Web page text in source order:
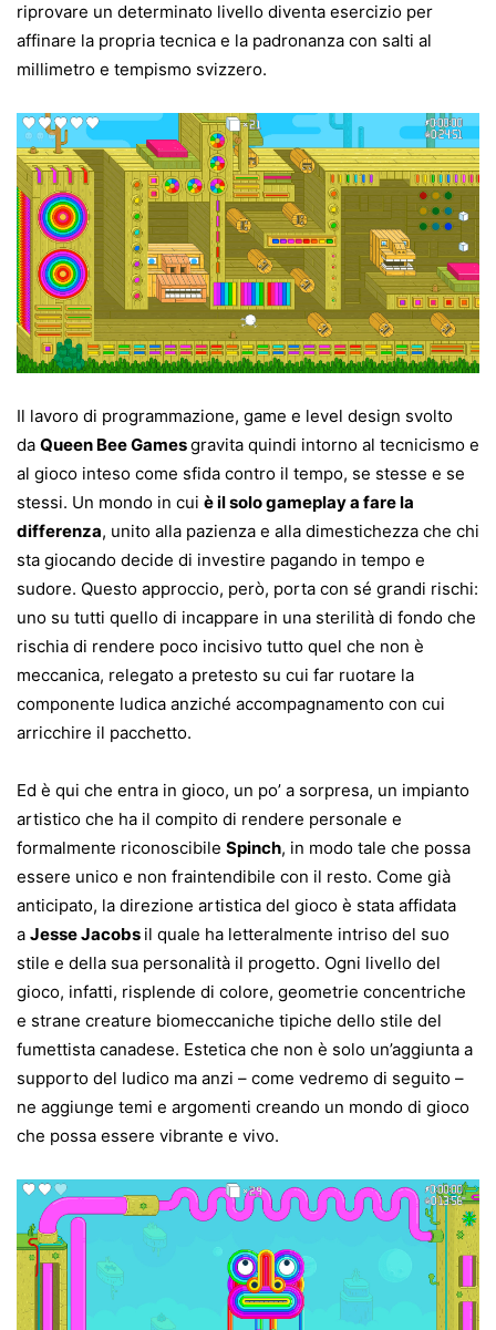
riprovare un determinato livello diventa esercizio per
affinare la propria tecnica e la padronanza con salti al
millimetro e tempismo svizzero.
Il lavoro di programmazione, game e level design svolto
da Queen Bee Gamesgravita quindi intorno al tecnicismo e
al gioco inteso come sfida contro il tempo, se stesse e se
stessi. Un mondo in cui è il solo gameplay a fare la
differenza, unito alla pazienza e alla dimestichezza che chi
sta giocando decide di investire pagando in tempo e
sudore. Questo approccio, però, porta con sé grandi rischi:
uno su tutti quello di incappare in una sterilità di fondo che
rischia di rendere poco incisivo tutto quel che non è
meccanica, relegato a pretesto su cui far ruotare la
componente ludica anziché accompagnamento con cui
arricchire il pacchetto.
Ed è qui che entra in gioco, un po’ a sorpresa, un impianto
artistico che ha il compito di rendere personale e
formalmente riconoscibile Spinch, in modo tale che possa
essere unico e non fraintendibile con il resto. Come già
anticipato, la direzione artistica del gioco è stata affidata
a Jesse Jacobs il quale ha letteralmente intriso del suo
stile e della sua personalità il progetto. Ogni livello del
gioco, infatti, risplende di colore, geometrie concentriche
e strane creature biomeccaniche tipiche dello stile del
fumettista canadese. Estetica che non è solo un’aggiunta a
supporto del ludico ma anzi – come vedremo di seguito –
ne aggiunge temi e argomenti creando un mondo di gioco
che possa essere vibrante e vivo.